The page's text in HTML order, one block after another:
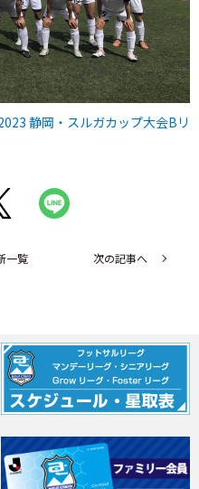
静岡・スルガカップ大会Bリ
一覧 次の記事へ